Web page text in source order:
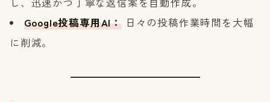
Google投稿専用AI：日々の投稿作業時間を大幅
に削減。